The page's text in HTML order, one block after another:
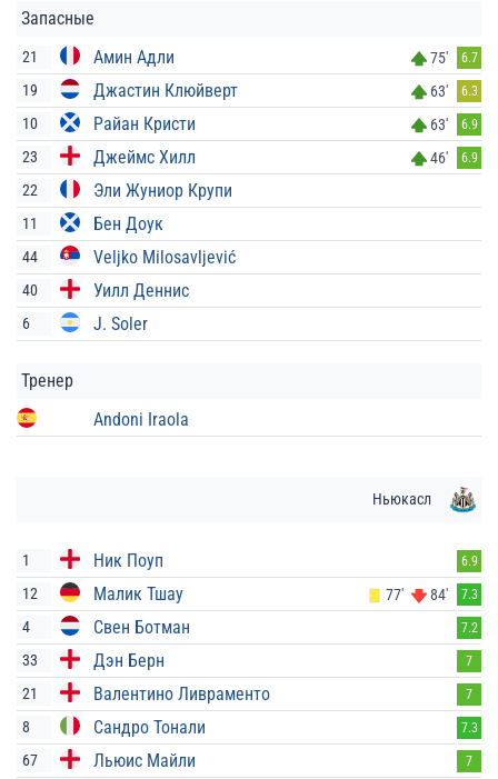
Запасные
21 Амин Адли 75' 6.7
19 Джастин Клюйверт 63' 6.3
10 Райан Кристи 63' 6.9
23 Джеймс Хилл 46' 6.9
22 Эли Жуниор Крупи
11 Бен Доук
44 Veljko Milosavljević
40 Уилл Деннис
6 J. Soler
Тренер
Andoni Iraola
Ньюкасл
1 Ник Поуп 6.9
12 Малик Тшау 77' 84' 7.3
4 Свен Ботман 7.2
33 Дэн Берн 7
21 Валентино Ливраменто 7
8 Сандро Тонали 7.3
67 Льюис Майли 7